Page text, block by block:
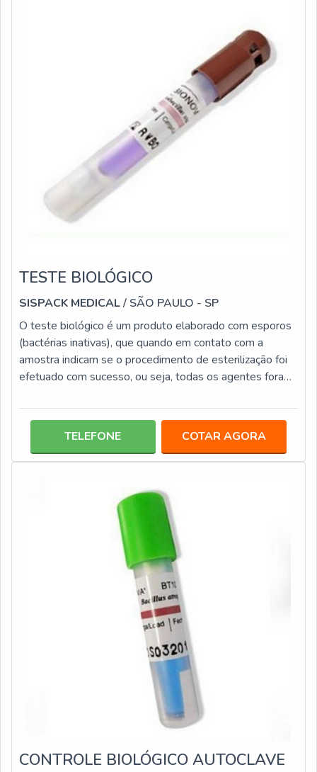
TESTE BIOLÓGICO
SISPACK MEDICAL/ SÃO PAULO - SP
O teste biológico é um produto elaborado com esporos
(bactérias inativas), que quando em contato com a
amostra indicam se o procedimento de esterilização foi
efetuado com sucesso, ou seja, todas os agentes foram
biológicos são altamente necessários para o
hospitais, clínicas odontológicas, entre outros
estabelecimentos. Este tipo de material, além de ser
TELEFONE COTAR AGORA
CONTROLE BIOLÓGICO AUTOCLAVE